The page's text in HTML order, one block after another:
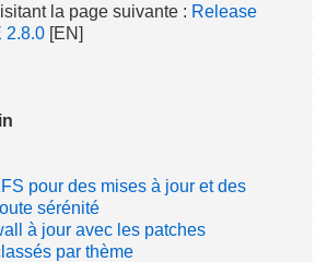
la page suivante : Release
2.8.0 [EN]
pour des mises à jour et des
sérénité
à jour avec les patches
par thème